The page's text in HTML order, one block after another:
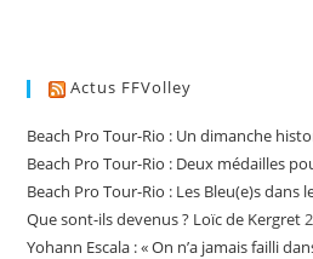
Actus FFVolley
Beach Pro Tour-Rio : Un dimanche
Beach Pro Tour-Rio : Deux médailles
Beach Pro Tour-Rio : Les Bleu(e)s dans
Que sont-ils devenus ? Loïc de Kergret
Yohann Escala : « On n’a jamais failli